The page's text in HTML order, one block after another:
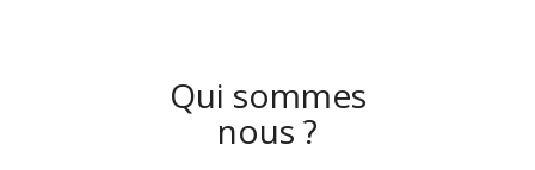
Qui sommes
nous ?